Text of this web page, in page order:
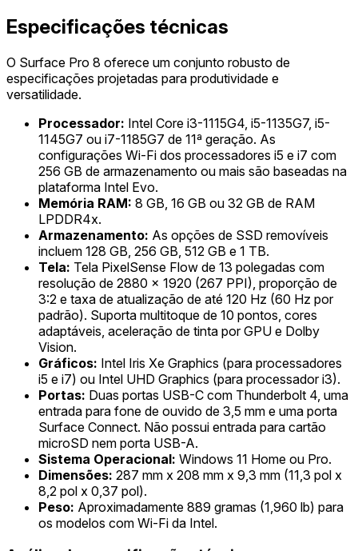
Especificações técnicas
O Surface Pro 8 oferece um conjunto robusto de
especificações projetadas para produtividade e
versatilidade.
Processador: Intel Core i3-1115G4, i5-1135G7, i5-
1145G7 ou i7-1185G7 de 11ª geração. As
configurações Wi-Fi dos processadores i5 e i7 com
256 GB de armazenamento ou mais são baseadas na
plataforma Intel Evo.
Memória RAM: 8 GB, 16 GB ou 32 GB de RAM
LPDDR4x.
Armazenamento: As opções de SSD removíveis
incluem 128 GB, 256 GB, 512 GB e 1 TB.
Tela: Tela PixelSense Flow de 13 polegadas com
resolução de 2880 x 1920 (267 PPI), proporção de
3:2 e taxa de atualização de até 120 Hz (60 Hz por
padrão). Suporta multitoque de 10 pontos, cores
adaptáveis, aceleração de tinta por GPU e Dolby
Vision.
Gráficos: Intel Iris Xe Graphics (para processadores
i5 e i7) ou Intel UHD Graphics (para processador i3).
Portas: Duas portas USB-C com Thunderbolt 4, uma
entrada para fone de ouvido de 3,5 mm e uma porta
Surface Connect. Não possui entrada para cartão
microSD nem porta USB-A.
Sistema Operacional: Windows 11 Home ou Pro.
Dimensões: 287 mm x 208 mm x 9,3 mm (11,3 pol x
8,2 pol x 0,37 pol).
Peso: Aproximadamente 889 gramas (1,960 lb) para
os modelos com Wi-Fi da Intel.